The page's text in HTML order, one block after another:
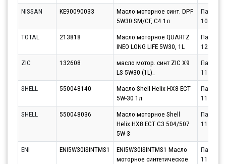
NISSAN KE90090033
Масло моторное синт. DPF
5W30 SM/CF, C4 1л
Партнёр
TOTAL
213818
Масло моторное QUARTZ
INEO LONG LIFE 5W30, 1L
Партнёр
ZIC
132608
масло мотор. синт ZIC X9
LS 5W30 (1L)_
Партнёр
SHELL
550048140
Масло Shell Helix HX8 ECT
5W-30 1л
Партнёр
SHELL
550048036
Масло моторное Shell
Helix HX8 ECT C3 504/507
5W-3
Партнёр
ENI ENI5W30ISINTMS1
ENI5W30ISINTMS1 Масло
моторное синтетическое
Партнёр